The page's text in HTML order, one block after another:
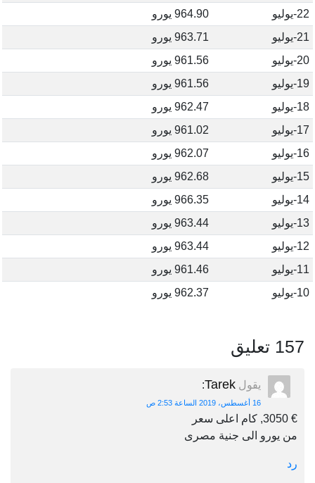
22-يوليو
964.90 يورو
21-يوليو
963.71 يورو
20-يوليو
961.56 يورو
19-يوليو
961.56 يورو
18-يوليو
962.47 يورو
17-يوليو
961.02 يورو
16-يوليو
962.07 يورو
15-يوليو
962.68 يورو
14-يوليو
966.35 يورو
13-يوليو
963.44 يورو
12-يوليو
963.44 يورو
11-يوليو
961.46 يورو
10-يوليو
962.37 يورو
157 تعليق
يقول Tarek
:
16 أغسطس، 2019 الساعة 2:53 ص
€ 3050, كام اعلى سعر
من يورو الى جنية مصرى
رد